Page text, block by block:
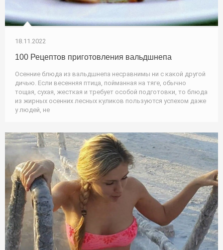
18.11.2022
100 Рецептов приготовления вальдшнепа
Осенние блюда из вальдшнепа несравнимы ни с какой другой
дичью. Если весенняя птица, пойманная на тяге, обычно
тощая, сухая, жесткая и требует особой подготовки, то блюда
из жирных осенних лесных куликов пользуются успехом даже
у людей, не